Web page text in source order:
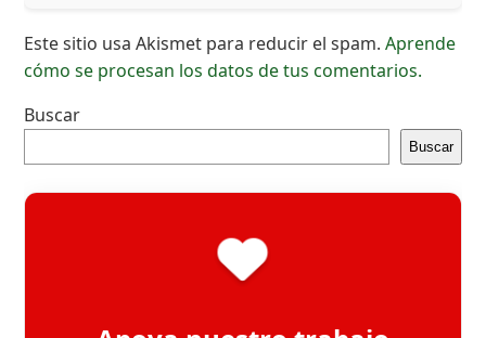
Este sitio usa Akismet para reducir el spam.Aprende
cómo se procesan los datos de tus comentarios.
Buscar
Buscar